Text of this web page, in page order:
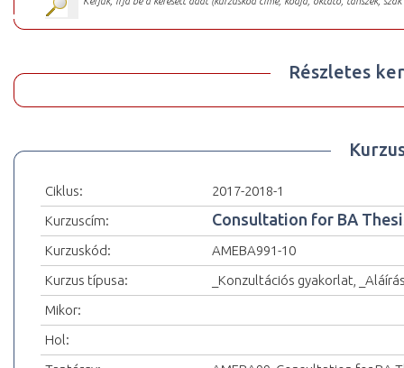
Részletes
Ciklus:
2017-2018-1
Kurzuscím:
Consultation for BA
Kurzuskód:
AMEBA991-10
Kurzus típusa:
_Konzultációs gyakorlat,
Mikor:
Hol: